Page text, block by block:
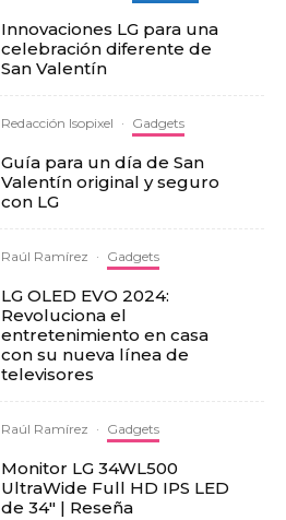
Innovaciones LG para una
celebración diferente de
San Valentín
Redacción Isopixel · Gadgets
Guía para un día de San
Valentín original y seguro
con LG
Raúl Ramírez · Gadgets
LG OLED EVO 2024:
Revoluciona el
entretenimiento en casa
con su nueva línea de
televisores
Raúl Ramírez · Gadgets
Monitor LG 34WL500
UltraWide Full HD IPS LED
de 34″ | Reseña